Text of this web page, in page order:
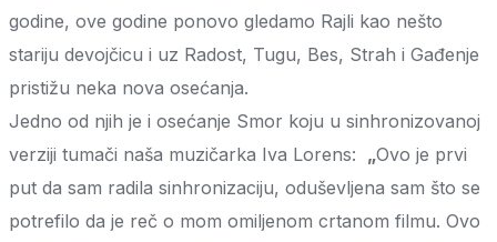
godine, ove godine ponovo gledamo Rajli kao nešto
stariju devojčicu i uz Radost, Tugu, Bes, Strah i Gađenje
pristižu neka nova osećanja.
Jedno od njih je i osećanje Smor koju u sinhronizovanoj
verziji tumači naša muzičarka Iva Lorens: „Ovo je prvi
put da sam radila sinhronizaciju, oduševljena sam što se
potrefilo da je reč o mom omiljenom crtanom filmu. Ovo